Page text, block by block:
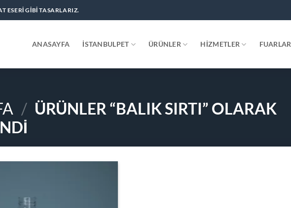
ESERI GIBI TASARLARIZ.
ANASAYFA İSTANBULPET ÜRÜNLER HIZMETLER FUARLAR
/ ÜRÜNLER “BALIK SIRTI” OLARAK